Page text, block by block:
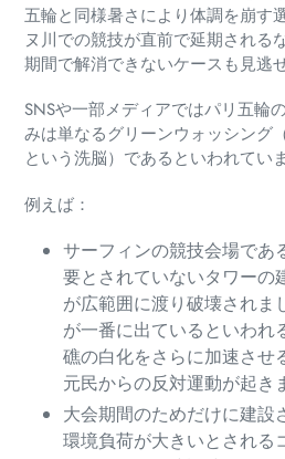
五輪と同様暑さにより体調を崩す
ヌ川での競技が直前で延期される
期間で解消できないケースも見逃
SNSや一部メディアではパリ五輪
みは単なるグリーンウォッシング
という洗脳）であるといわれていま
例えば：
サーフィンの競技会場であ
要とされていないタワーの
が広範囲に渡り破壊されま
が一番に出ているといわれ
礁の白化をさらに加速させ
元民からの反対運動が起き
大会期間のためだけに建設
環境負荷が大きいとされる